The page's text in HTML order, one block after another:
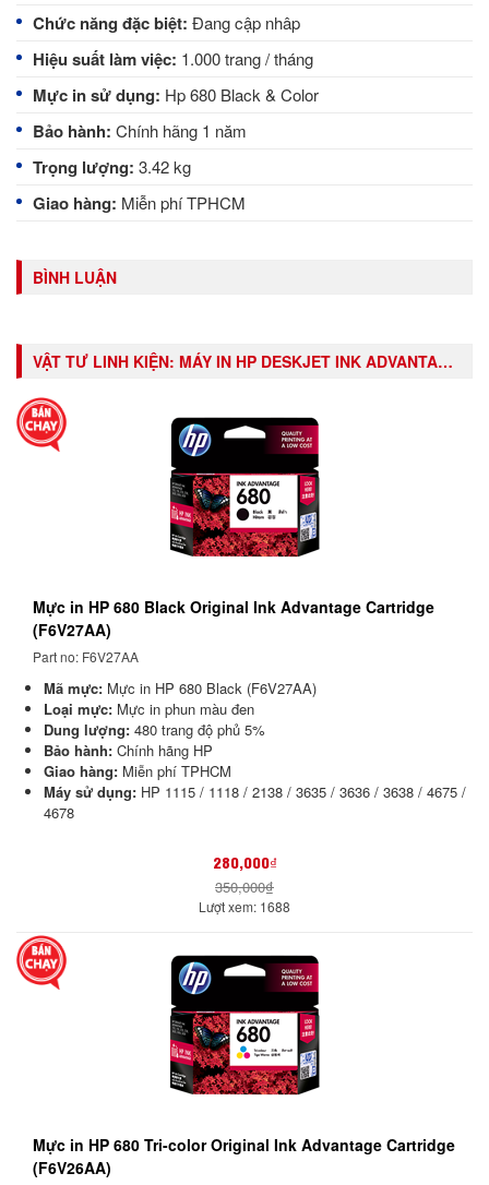
Chức năng đặc biệt: Đang cập nhâp
Hiệu suất làm việc: 1.000 trang / tháng
Mực in sử dụng: Hp 680 Black & Color
Bảo hành: Chính hãng 1 năm
Trọng lượng: 3.42 kg
Giao hàng: Miễn phí TPHCM
BÌNH LUẬN
VẬT TƯ LINH KIỆN: MÁY IN HP DESKJET INK ADVANTAGE 2135 ALL-IN-ONE PRINTER (F5S29B)
Mực in HP 680 Black Original Ink Advantage Cartridge
(F6V27AA)
Part no: F6V27AA
Mã mực: Mực in HP 680 Black (F6V27AA)
Loại mực: Mực in phun màu đen
Dung lượng: 480 trang độ phủ 5%
Bảo hành: Chính hãng HP
Giao hàng: Miễn phí TPHCM
Máy sử dụng: HP 1115 / 1118 / 2138 / 3635 / 3636 / 3638 / 4675 /
4678
280,000₫
350,000₫
Lượt xem: 1688
Mực in HP 680 Tri-color Original Ink Advantage Cartridge
(F6V26AA)